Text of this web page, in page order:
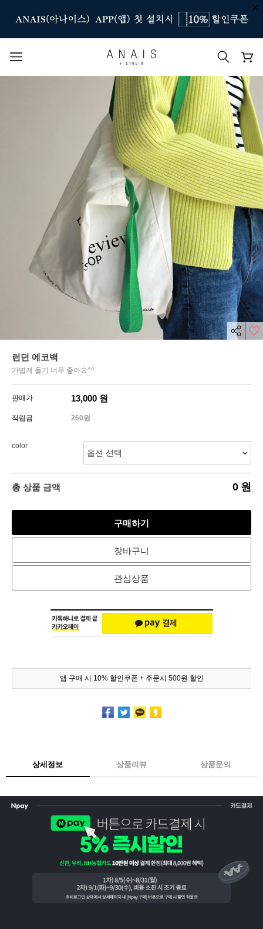
인기 검색어
#신상7%할인 #아나이스 제작
#당일발송 #BEST OF BEST
런던 에코백
가볍게 들기 너무 좋아요^^
판매가 13,000 원
적립금 260원
color
총 상품 금액 0 원
구매하기
장바구니
관심상품
앱 구매 시 10% 할인쿠폰 + 주문시 500원 할인
상세정보 상품리뷰 상품문의